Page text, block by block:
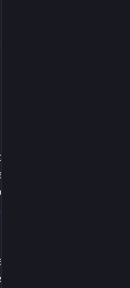
votre vélo à vendre
votre
animé